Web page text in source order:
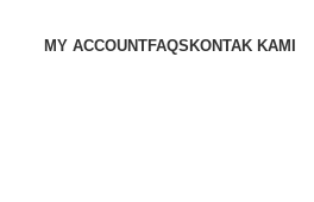
MY ACCOUNTFAQS KONTAK KAMI